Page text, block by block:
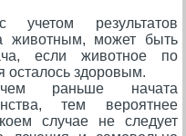
учетом результатов
животным, может быть
если животное по
осталось здоровым.
раньше начата
тем вероятнее
случае не следует